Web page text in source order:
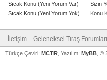
Sıcak Konu (Yeni Yorum Var)
Sıcak Konu (Yeni Yorum Yok)
Sizin
Konu
İletişim Geleneksel Tıraş Forumları
Türkçe Çeviri: MCTR , Yazılım: MyBB , ©